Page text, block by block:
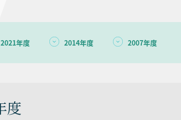
2021年度 2014年度 2007年度
度